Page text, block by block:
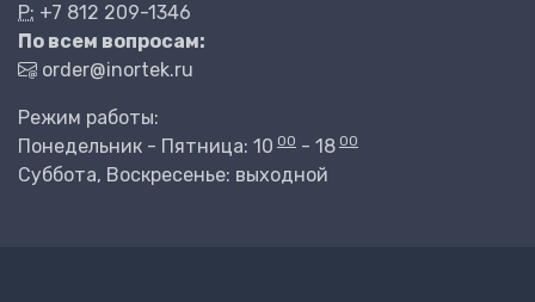
P: +7 812 209-1346
По всем вопросам:
order@inortek.ru
Режим работы:
Понедельник - Пятница: 10 00 - 18 00
Суббота, Воскресенье: выходной